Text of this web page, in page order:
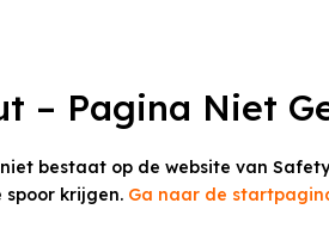
– Pagina Niet
bestaat op de website van
spoor krijgen. Ga naar de